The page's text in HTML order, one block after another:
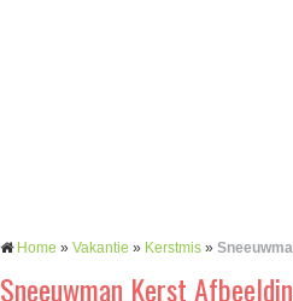
Home » Vakantie » Kerstmis »
Sneeuwman Kerst